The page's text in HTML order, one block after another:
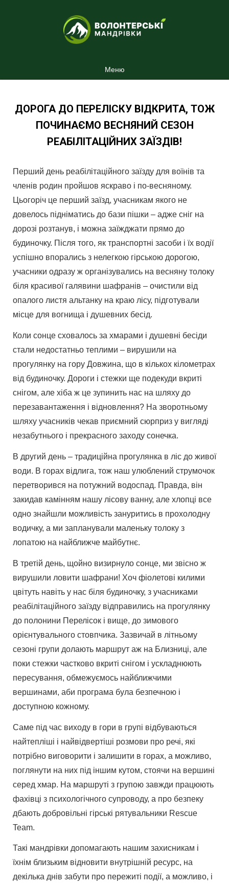
Меню
ДОРОГА ДО ПЕРЕЛІСКУ ВІДКРИТА, ТОЖ
ПОЧИНАЄМО ВЕСНЯНИЙ СЕЗОН
РЕАБІЛІТАЦІЙНИХ ЗАЇЗДІВ!
Перший день реабілітаційного заїзду для воїнів та
членів родин пройшов яскраво і по-весняному.
Цьогоріч це перший заїзд, учасникам якого не
довелось підніматись до бази пішки – адже сніг на
дорозі розтанув, і можна заїжджати прямо до
будиночку. Після того, як транспортні засоби і їх водії
успішно впорались з нелегкою гірською дорогою,
учасники одразу ж організувались на весняну толоку
біля красивої галявини шафранів – очистили від
опалого листя альтанку на краю лісу, підготували
місце для вогнища і душевних бесід.
Коли сонце сховалось за хмарами і душевні бесіди
стали недостатньо теплими – вирушили на
прогулянку на гору Довжина, що в кількох кілометрах
від будиночку. Дороги і стежки ще подекуди вкриті
снігом, але хіба ж це зупинить нас на шляху до
перезавантаження і відновлення? На зворотньому
шляху учасників чекав приємний сюрприз у вигляді
незабутнього і прекрасного заходу сонечка.
В другий день – традиційна прогулянка в ліс до живої
води. В горах відлига, тож наш улюблений струмочок
перетворився на потужний водоспад. Правда, він
закидав камінням нашу лісову ванну, але хлопці все
одно знайшли можливість зануритись в прохолодну
водичку, а ми запланували маленьку толоку з
лопатою на найближче майбутнє.
В третій день, щойно визирнуло сонце, ми звісно ж
вирушили ловити шафрани! Хоч фіолетові килими
цвітуть навіть у нас біля будиночку, з учасниками
реабілітаційного заїзду відправились на прогулянку
до полонини Перелісок і вище, до зимового
орієнтувального стовпчика. Зазвичай в літньому
сезоні групи долають маршрут аж на Близниці, але
поки стежки частково вкриті снігом і ускладнюють
пересування, обмежуємось найближчими
вершинами, аби програма була безпечною і
доступною кожному.
Саме під час виходу в гори в групі відбуваються
найтепліші і найвідвертіші розмови про речі, які
потрібно виговорити і залишити в горах, а можливо,
поглянути на них під іншим кутом, стоячи на вершині
серед хмар. На маршруті з групою завжди працюють
фахівці з психологічного супроводу, а про безпеку
дбають добровільні гірські рятувальники Rescue
Team.
Такі мандрівки допомагають нашим захисникам і
їхнім близьким відновити внутрішній ресурс, на
декілька днів забути про пережиті події, а можливо, і